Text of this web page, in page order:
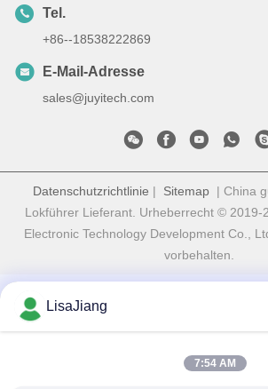
Tel.
+86--18538222869
E-Mail-Adresse
sales@juyitech.com
Datenschutzrichtlinie | Sitemap| China
Lokführer Lieferant. Urheberrecht © 2019-
Electronic Technology Development Co.,
vorbehalten.
LisaJiang
7:54 AM